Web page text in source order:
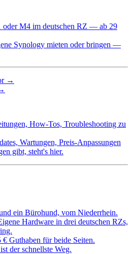
oder M4 im deutschen RZ — ab 29
Synology mieten oder bringen —
→
How-Tos, Troubleshooting zu
Wartungen, Preis-Anpassungen
gibt, steht's hier.
ein Bürohund, vom Niederrhein.
Hardware in drei deutschen RZs,
€ Guthaben für beide Seiten.
der schnellste Weg.